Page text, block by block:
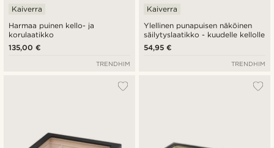
Harmaa puinen kello- ja
korulaatikko
Kaiverra
135,00 €
TRENDHIM
Ylellinen punapuisen näköinen
säilytyslaatikko - kuudelle kellolle
Kaiverra
54,95 €
TRENDHIM